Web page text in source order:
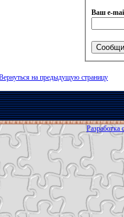
Ваш e-
на предыдущую страницу
Разработка